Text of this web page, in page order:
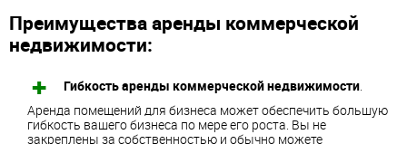
Преимущества аренды коммерческой
недвижимости:
Гибкость аренды коммерческой недвижимости.
Аренда помещений для бизнеса может обеспечить большую
гибкость вашего бизнеса по мере его роста. Вы не
закреплены за собственностью и обычно можете